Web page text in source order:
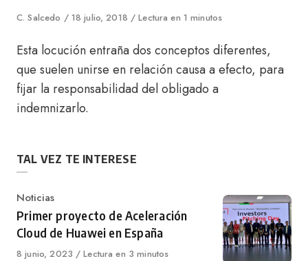
Author
C. Salcedo
Published
18 julio, 2018 Lectura en 1 minutos
Esta locución entraña dos conceptos diferentes,
que suelen unirse en relación causa a efecto, para
fijar la responsabilidad del obligado a
indemnizarlo.
TAL VEZ TE INTERESE
Category
Noticias
Primer proyecto de Aceleración
Cloud de Huawei en España
Published
8 junio, 2023 Lectura en 3 minutos